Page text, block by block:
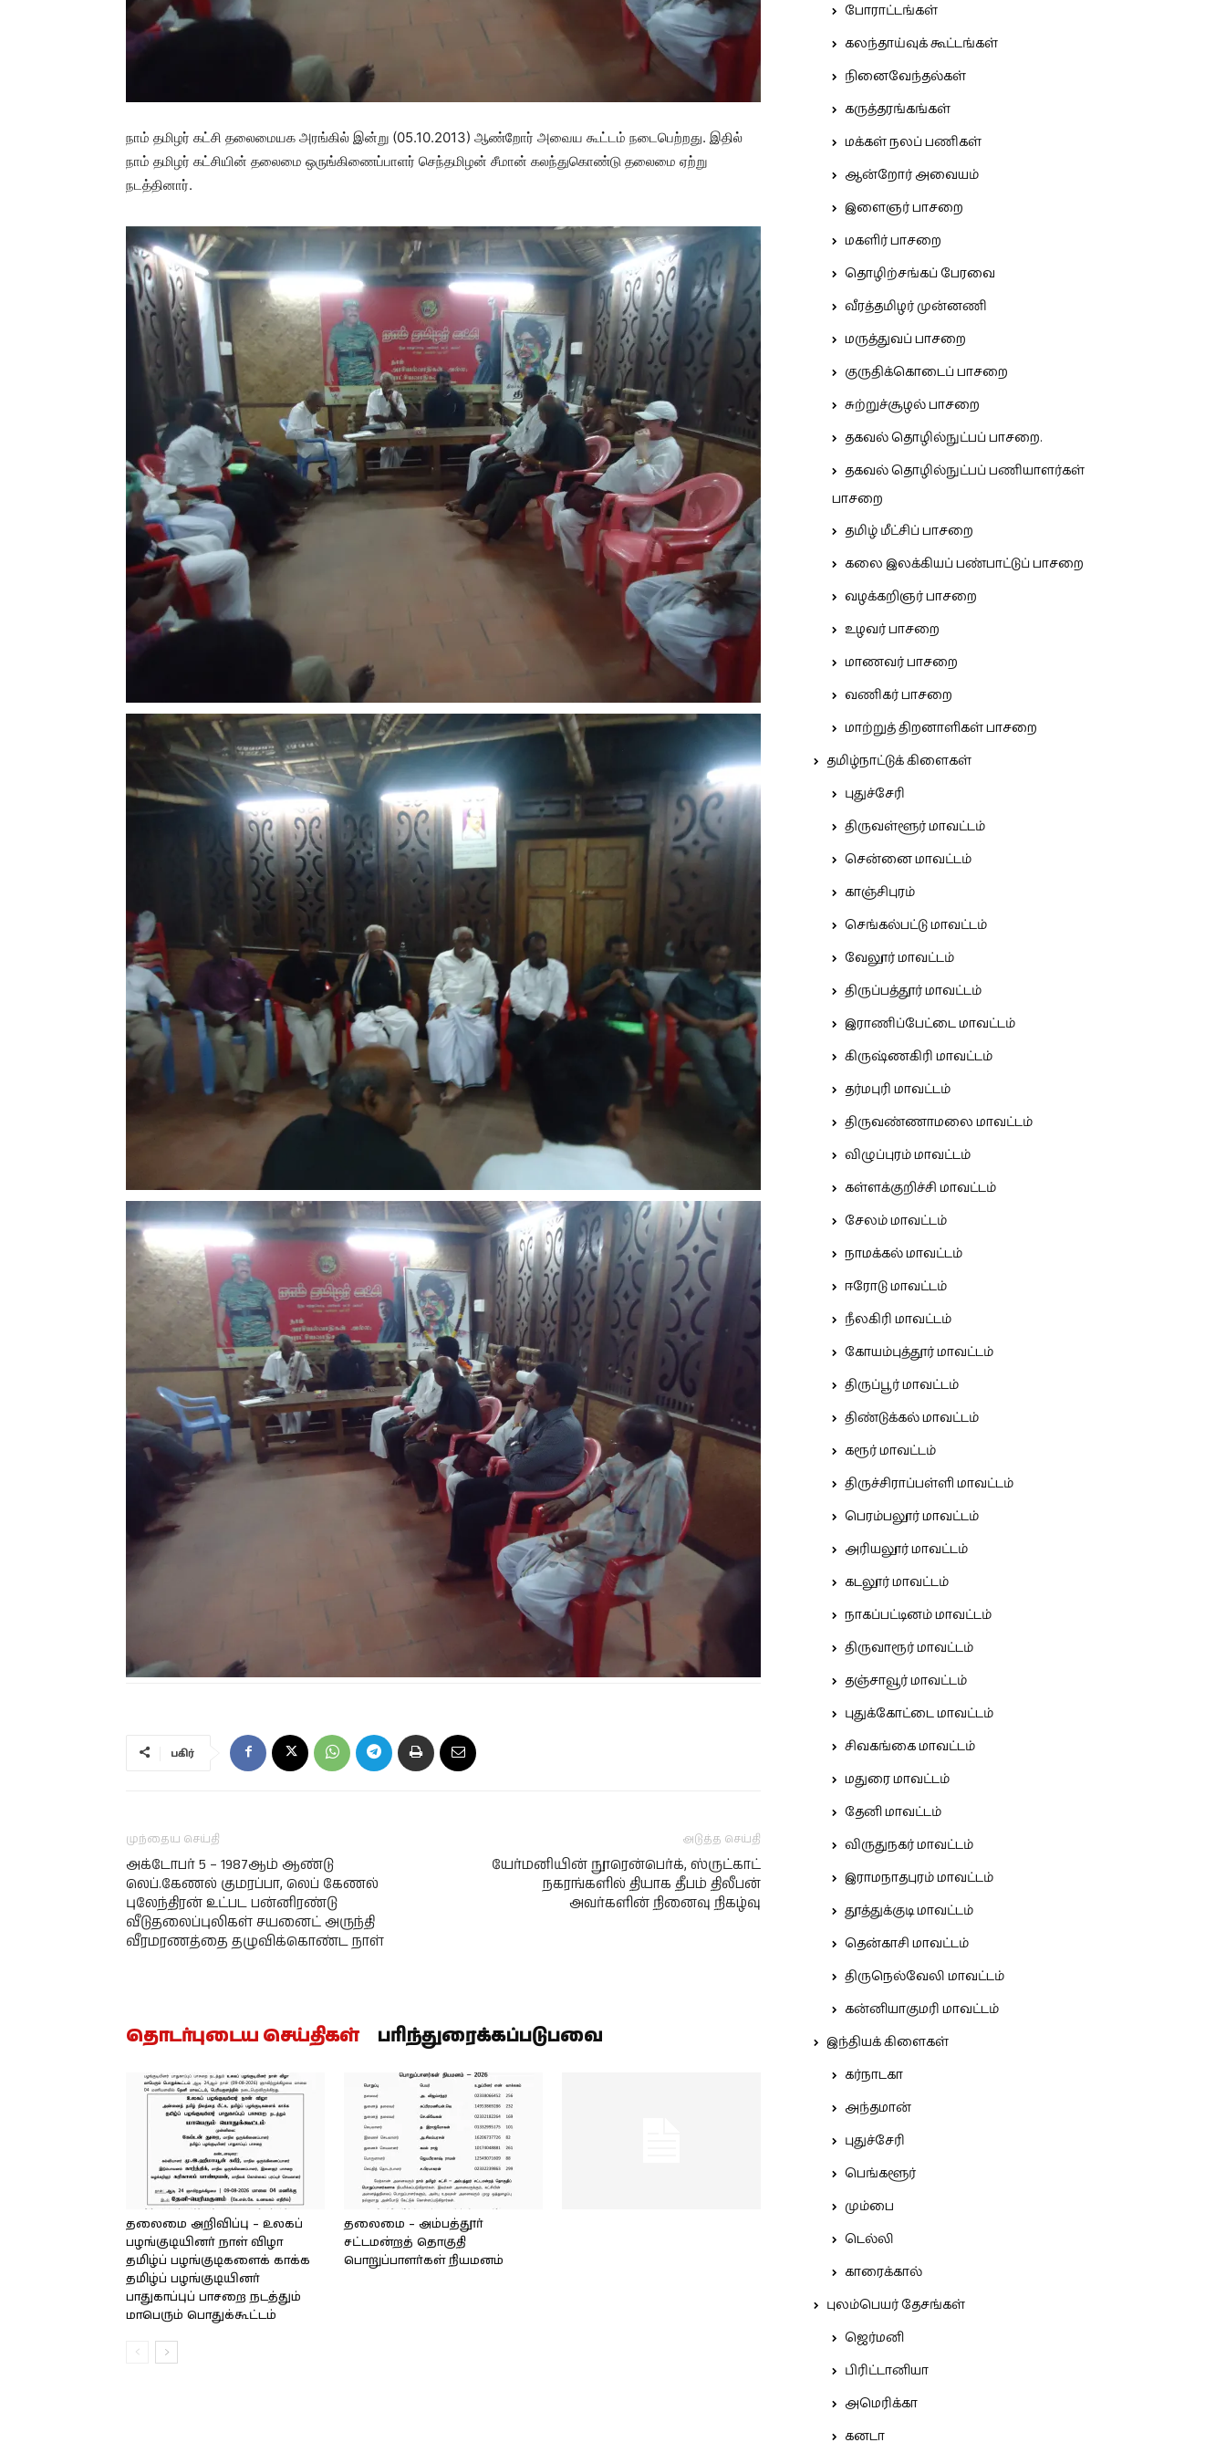
நாம் தமிழர் கட்சி தலைமையக அரங்கில் இன்று (05.10.2013) ஆண்றோர் அவைய கூட்டம் நடைபெற்றது. இதில்
நாம் தமிழர் கட்சியின் தலைமை ஒருங்கிணைப்பாளர் செந்தமிழன் சீமான் கலந்துகொண்டு தலைமை ஏற்று
நடத்தினார்.
பகிர்
முந்தைய செய்தி
அக்டோபர் 5 – 1987ஆம் ஆண்டு
லெப்.கேணல் குமரப்பா, லெப் கேணல்
புலேந்திரன் உட்பட பன்னிரண்டு
வீடுதலைப்புலிகள் சயனைட் அருந்தி
வீரமரணத்தை தழுவிக்கொண்ட நாள்
அடுத்த செய்தி
யேர்மனியின் நூரென்பெர்க், ஸ்ருட்காட்
நகரங்களில் தியாக தீபம் திலீபன்
அவர்களின் நினைவு நிகழ்வு
தொடர்புடைய செய்திகள் பரிந்துரைக்கப்படுபவை
தலைமை அறிவிப்பு – உலகப்
பழங்குடியினர் நாள் விழா
தமிழ்ப் பழங்குடிகளைக் காக்க
தமிழ்ப் பழங்குடியினர்
பாதுகாப்புப் பாசறை நடத்தும்
மாபெரும் பொதுக்கூட்டம்
தலைமை – அம்பத்தூர்
சட்டமன்றத் தொகுதி
பொறுப்பாளர்கள் நியமனம்
போராட்டங்கள்
கலந்தாய்வுக் கூட்டங்கள்
நினைவேந்தல்கள்
கருத்தரங்கங்கள்
மக்கள் நலப் பணிகள்
ஆன்றோர் அவையம்
இளைஞர் பாசறை
மகளிர் பாசறை
தொழிற்சங்கப் பேரவை
வீரத்தமிழர் முன்னணி
மருத்துவப் பாசறை
குருதிக்கொடைப் பாசறை
சுற்றுச்சூழல் பாசறை
தகவல் தொழில்நுட்பப் பாசறை.
தகவல் தொழில்நுட்பப் பணியாளர்கள்
பாசறை
தமிழ் மீட்சிப் பாசறை
கலை இலக்கியப் பண்பாட்டுப் பாசறை
வழக்கறிஞர் பாசறை
உழவர் பாசறை
மாணவர் பாசறை
வணிகர் பாசறை
மாற்றுத் திறனாளிகள் பாசறை
தமிழ்நாட்டுக் கிளைகள்
புதுச்சேரி
திருவள்ளூர் மாவட்டம்
சென்னை மாவட்டம்
காஞ்சிபுரம்
செங்கல்பட்டு மாவட்டம்
வேலூர் மாவட்டம்
திருப்பத்தூர் மாவட்டம்
இராணிப்பேட்டை மாவட்டம்
கிருஷ்ணகிரி மாவட்டம்
தர்மபுரி மாவட்டம்
திருவண்ணாமலை மாவட்டம்
விழுப்புரம் மாவட்டம்
கள்ளக்குறிச்சி மாவட்டம்
சேலம் மாவட்டம்
நாமக்கல் மாவட்டம்
ஈரோடு மாவட்டம்
நீலகிரி மாவட்டம்
கோயம்புத்தூர் மாவட்டம்
திருப்பூர் மாவட்டம்
திண்டுக்கல் மாவட்டம்
கரூர் மாவட்டம்
திருச்சிராப்பள்ளி மாவட்டம்
பெரம்பலூர் மாவட்டம்
அரியலூர் மாவட்டம்
கடலூர் மாவட்டம்
நாகப்பட்டினம் மாவட்டம்
திருவாரூர் மாவட்டம்
தஞ்சாவூர் மாவட்டம்
புதுக்கோட்டை மாவட்டம்
சிவகங்கை மாவட்டம்
மதுரை மாவட்டம்
தேனி மாவட்டம்
விருதுநகர் மாவட்டம்
இராமநாதபுரம் மாவட்டம்
தூத்துக்குடி மாவட்டம்
தென்காசி மாவட்டம்
திருநெல்வேலி மாவட்டம்
கன்னியாகுமரி மாவட்டம்
இந்தியக் கிளைகள்
கர்நாடகா
அந்தமான்
புதுச்சேரி
பெங்களூர்
மும்பை
டெல்லி
காரைக்கால்
புலம்பெயர் தேசங்கள்
ஜெர்மனி
பிரிட்டானியா
அமெரிக்கா
கனடா